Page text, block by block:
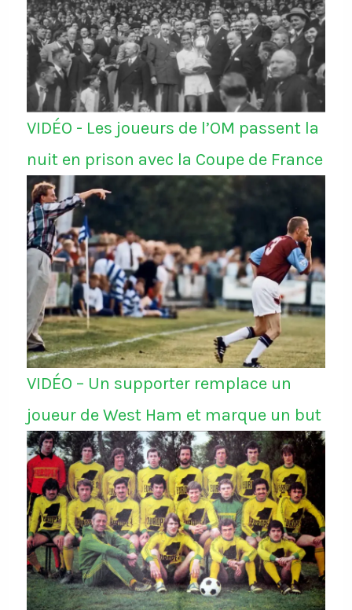
VIDÉO - Les joueurs de l’OM passent la
nuit en prison avec la Coupe de France
VIDÉO – Un supporter remplace un
joueur de West Ham et marque un but